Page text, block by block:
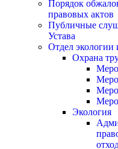
Порядок
правовых актов
Публичные
Устава
Отдел экологии
Охрана
Экология